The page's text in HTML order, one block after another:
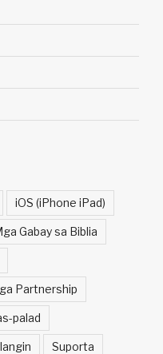
iOS (iPhone iPad)
Gabay sa Biblia
Partnership
palad
Suporta